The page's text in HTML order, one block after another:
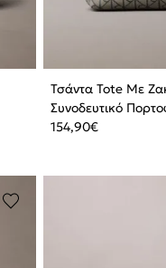
Τσάντα Tote Με
Συνοδευτικό
154,90€